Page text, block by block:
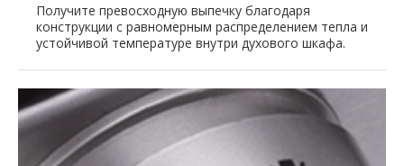
Получите превосходную выпечку благодаря
конструкции с равномерным распределением тепла и
устойчивой температуре внутри духового шкафа.